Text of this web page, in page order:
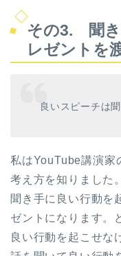
その3. 聞き
レゼントを
良いスピーチは
私はYouTube講演家
考え方を知りました。
聞き手に良い行動を
ゼントになります。
良い行動を起こせな